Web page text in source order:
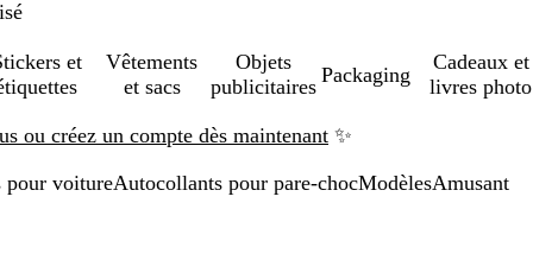
et
Vêtements
et sacs
Objets
publicitaires
Packaging
Cadeaux et
livres photo
ou créez un compte dès maintenant ✨
pour voitureAutocollants pour pare-chocModèlesAmusant